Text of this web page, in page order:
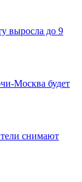
выросла до 9
Москва будет
снимают